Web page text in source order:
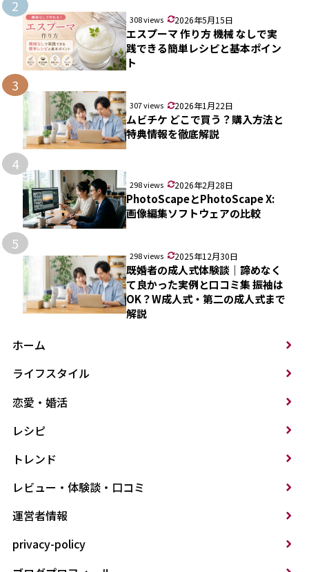
2
308 views 2026年5月15日
エスプーマ 作り方 機械 なしで実
践できる簡単レシピと基本ポイン
ト
3
307 views 2026年1月22日
ムビチケ どこで買う？購入方法と
特典情報を徹底解説
4
298 views 2026年2月28日
PhotoScapeとPhotoScape X:
画像編集ソフトウェアの比較
5
298 views 2025年12月30日
既婚者の成人式体験談｜諦めなく
て良かった実例と口コミ集 振袖は
OK？W成人式・第二の成人式まで
解説
ホーム
ライフスタイル
恋愛・婚活
レシピ
トレンド
レビュー・体験談・口コミ
運営者情報
privacy-policy